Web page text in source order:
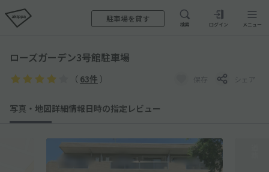
駐車場を貸す
検索 ログイン メニュー
ローズガーデン3号館駐車場
（ 63件 ） 保存 シェア
写真・地図詳細情報日時の指定 レビュー